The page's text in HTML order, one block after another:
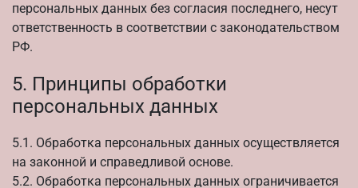
персональных данных без согласия последнего, несут
ответственность в соответствии с законодательством
РФ.
5. Принципы обработки
персональных данных
5.1. Обработка персональных данных осуществляется
на законной и справедливой основе.
5.2. Обработка персональных данных ограничивается